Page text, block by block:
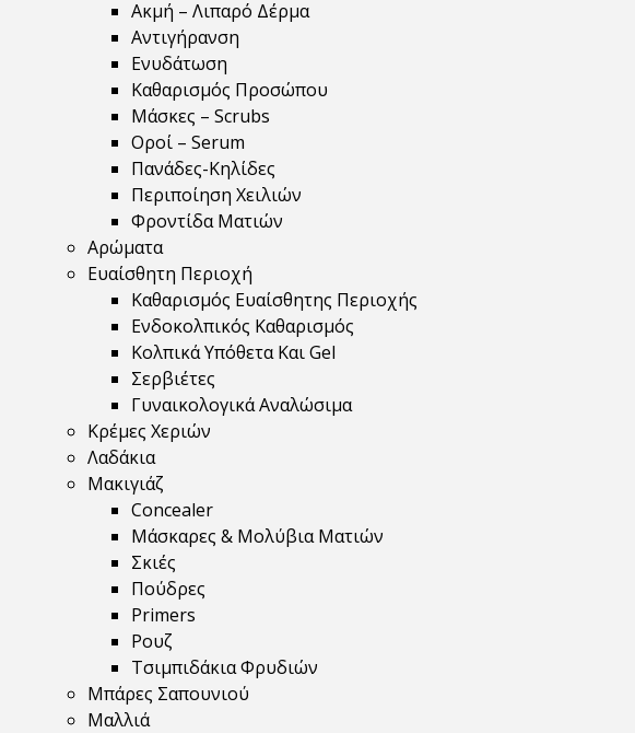
Ακμή – Λιπαρό Δέρμα
Αντιγήρανση
Ενυδάτωση
Καθαρισμός Προσώπου
Μάσκες – Scrubs
Οροί – Serum
Πανάδες-Κηλίδες
Περιποίηση Χειλιών
Φροντίδα Ματιών
Αρώματα
Ευαίσθητη Περιοχή
Καθαρισμός Ευαίσθητης Περιοχής
Ενδοκολπικός Καθαρισμός
Κολπικά Υπόθετα Και Gel
Σερβιέτες
Γυναικολογικά Αναλώσιμα
Κρέμες Χεριών
Λαδάκια
Μακιγιάζ
Concealer
Μάσκαρες & Μολύβια Ματιών
Σκιές
Πούδρες
Primers
Ρουζ
Τσιμπιδάκια Φρυδιών
Μπάρες Σαπουνιού
Μαλλιά